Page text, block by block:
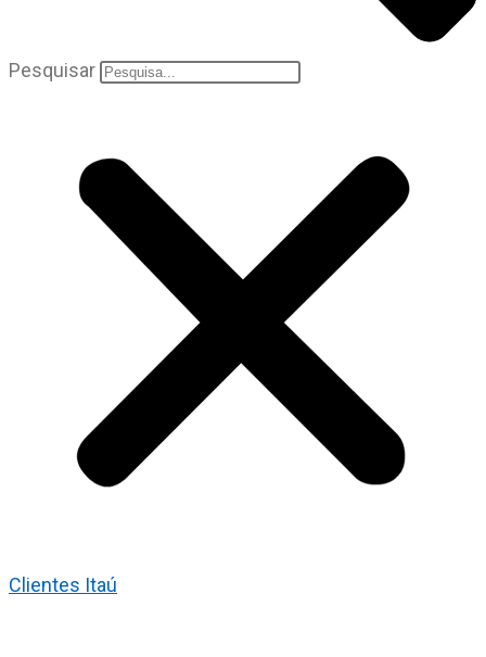
Pesquisar
Clientes Itaú